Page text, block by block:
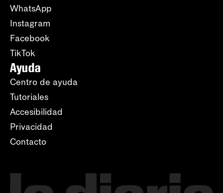
WhatsApp
Instagram
Facebook
TikTok
Ayuda
Centro de ayuda
Tutoriales
Accesibilidad
Privacidad
Contacto